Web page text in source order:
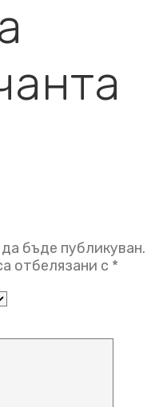
бъде публикуван.
отбелязани с *